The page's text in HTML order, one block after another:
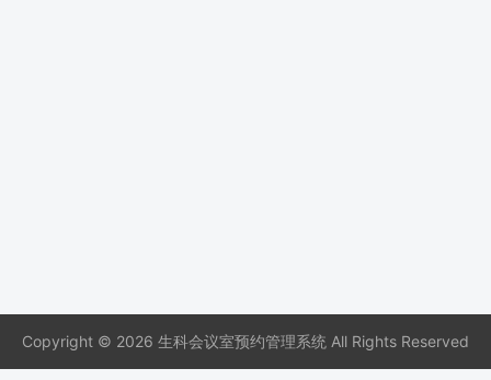
Copyright © 2026 生科会议室预约管理系统 All Rights Reserved